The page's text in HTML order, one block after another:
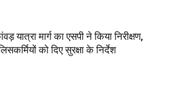
यात्रा मार्ग का एसपी ने किया निरीक्षण,
को दिए सुरक्षा के निर्देश